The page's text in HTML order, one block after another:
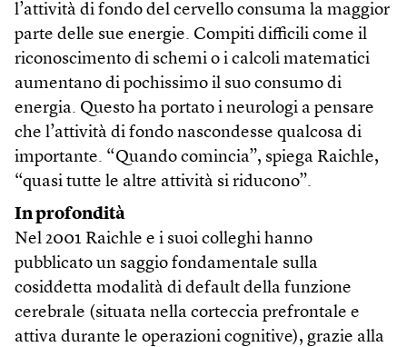
l’attività di fondo del cervello consuma la maggior
parte delle sue energie. Compiti difficili come il
riconoscimento di schemi o i calcoli matematici
aumentano di pochissimo il suo consumo di
energia. Questo ha portato i neurologi a pensare
che l’attività di fondo nascondesse qualcosa di
importante. “Quando comincia”, spiega Raichle,
“quasi tutte le altre attività si riducono”.
In profondità
Nel 2001 Raichle e i suoi colleghi hanno
pubblicato un saggio fondamentale sulla
cosiddetta modalità di default della funzione
cerebrale (situata nella corteccia prefrontale e
attiva durante le operazioni cognitive), grazie alla